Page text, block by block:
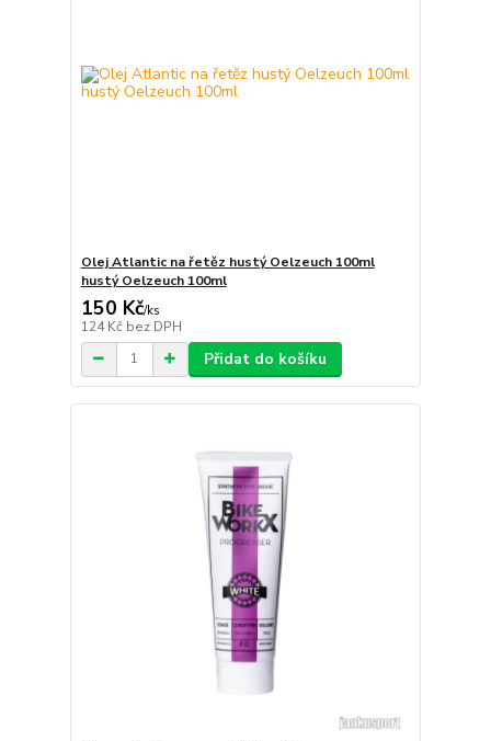
Olej Atlantic na řetěz hustý Oelzeuch 100ml
hustý Oelzeuch 100ml
150 Kč/ks
124 Kč bez DPH
Přidat do košíku